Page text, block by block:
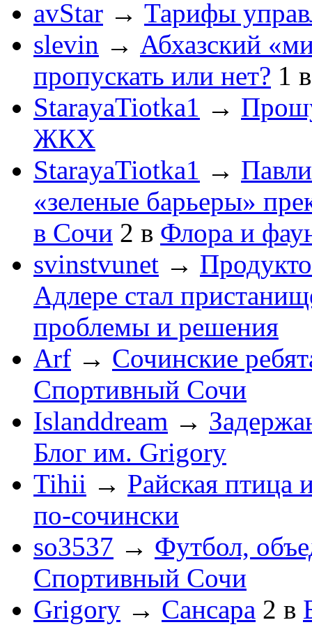
avStar → Тарифы
slevin → Абхазский
пропускать или нет? 1
StarayaTiotka1 →
ЖКХ
StarayaTiotka1 →
«зеленые барьеры»
в Сочи 2 в Флора и
svinstvunet →
Адлере стал
проблемы и решения
Arf → Сочинские
Спортивный Сочи
Islanddream →
Блог им. Grigory
Tihii → Райская птица
по-cочински
so3537 → Футбол,
Спортивный Сочи
Grigory → Сансара 2 в